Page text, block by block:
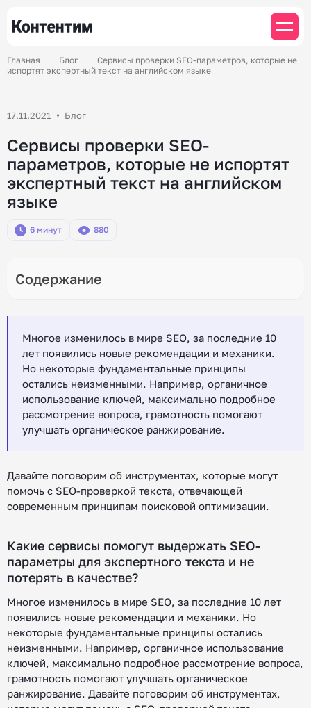
Главная Блог
Сервисы проверки SEO-параметров, которые не
испортят экспертный текст на английском языке
17.11.2021 Блог
Сервисы проверки SEO-
параметров, которые не испортят
экспертный текст на английском
языке
6 минут 880
Многое изменилось в мире SEO, за последние 10
лет появились новые рекомендации и механики.
Но некоторые фундаментальные принципы
остались неизменными. Например, органичное
использование ключей, максимально подробное
рассмотрение вопроса, грамотность помогают
улучшать органическое ранжирование.
Давайте поговорим об инструментах, которые могут
помочь с SEO-проверкой текста, отвечающей
современным принципам поисковой оптимизации.
Какие сервисы помогут выдержать SEO-
параметры для экспертного текста и не
потерять в качестве?
Многое изменилось в мире SEO, за последние 10 лет
появились новые рекомендации и механики. Но
некоторые фундаментальные принципы остались
неизменными. Например, органичное использование
ключей, максимально подробное рассмотрение вопроса,
грамотность помогают улучшать органическое
ранжирование. Давайте поговорим об инструментах,